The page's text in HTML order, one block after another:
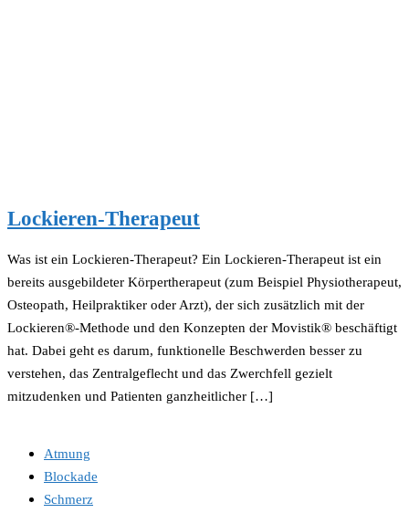
Lockieren-Therapeut
Was ist ein Lockieren-Therapeut? Ein Lockieren-Therapeut ist ein
bereits ausgebildeter Körpertherapeut (zum Beispiel Physiotherapeut,
Osteopath, Heilpraktiker oder Arzt), der sich zusätzlich mit der
Lockieren®-Methode und den Konzepten der Movistik® beschäftigt
hat. Dabei geht es darum, funktionelle Beschwerden besser zu
verstehen, das Zentralgeflecht und das Zwerchfell gezielt
mitzudenken und Patienten ganzheitlicher […]
Atmung
Blockade
Schmerz